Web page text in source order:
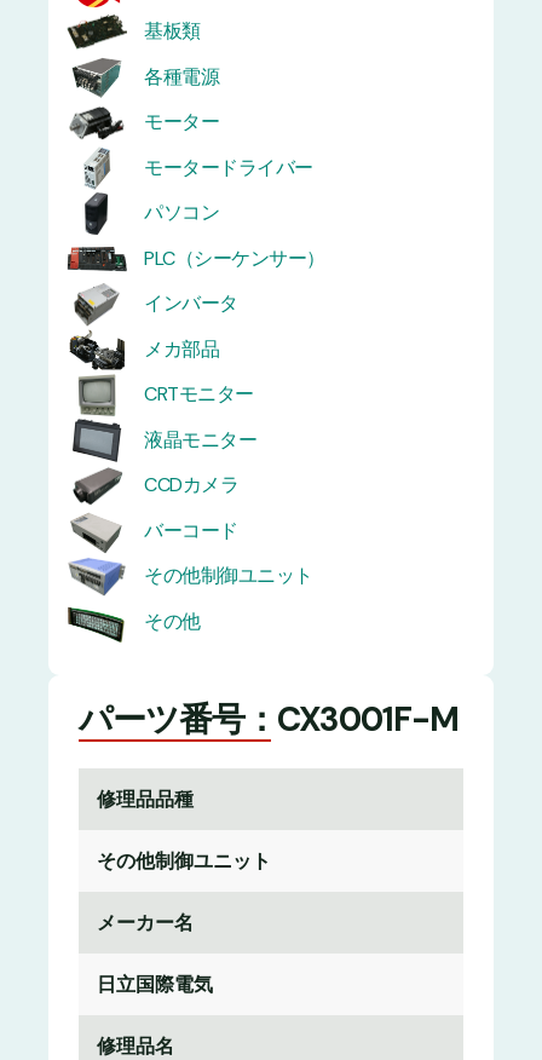
基板類
各種電源
モーター
モータードライバー
パソコン
PLC（シーケンサー）
インバータ
メカ部品
CRTモニター
液晶モニター
CCDカメラ
バーコード
その他制御ユニット
その他
パーツ番号：CX3001F-M
修理品品種
その他制御ユニット
メーカー名
日立国際電気
修理品名